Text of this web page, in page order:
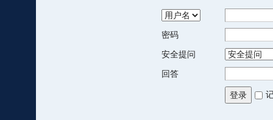
密码
安全提问
回答
登录